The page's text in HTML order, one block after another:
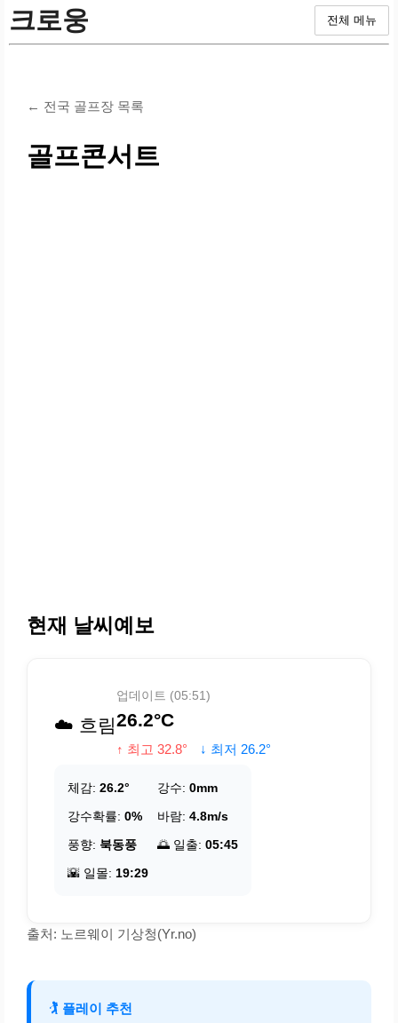
크로웅 전체 메뉴
← 전국 골프장 목록
골프콘서트
현재 날씨예보
☁️ 흐림
업데이트 (05:51)
26.2°C
↑ 최고 32.8° ↓ 최저 26.2°
체감: 26.2° 강수: 0mm
강수확률: 0% 바람: 4.8m/s
풍향: 북동풍 🌅 일출: 05:45
🌇 일몰: 19:29
출처: 노르웨이 기상청(Yr.no)
🏌️ 플레이 추천